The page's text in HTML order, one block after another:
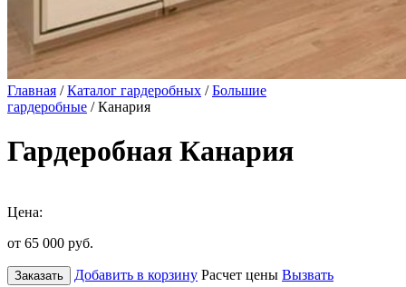
Главная /Каталог гардеробных /Большие
гардеробные / Канария
Гардеробная Канария
Цена:
от 65 000 руб.
Заказать Добавить в корзину Расчет цены Вызвать